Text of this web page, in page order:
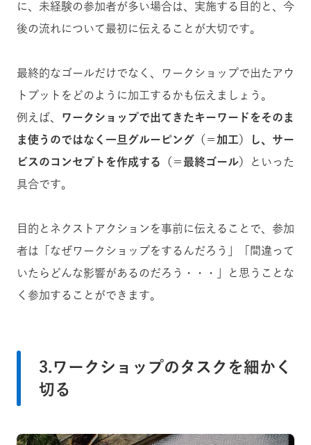
に、未経験の参加者が多い場合は、実施する目的と、今
後の流れについて最初に伝えることが大切です。
最終的なゴールだけでなく、ワークショップで出たアウ
トプットをどのように加工するかも伝えましょう。
例えば、
ワークショップで出てきたキーワードをそのま
ま使うのではなく一旦グルーピング（＝加工）し、サー
ビスのコンセプトを作成する（＝最終ゴール）
といった
具合です。
目的とネクストアクションを事前に伝えることで、参加
者は「なぜワークショップをするんだろう」「間違って
いたらどんな影響があるのだろう・・・」と思うことな
く参加することができます。
3.ワークショップのタスクを細かく
切る